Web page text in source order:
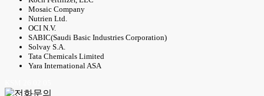
Mosaic Company
Nutrien Ltd.
OCI N.V.
SABIC(Saudi Basic Industries Corporation)
Solvay S.A.
Tata Chemicals Limited
Yara International ASA